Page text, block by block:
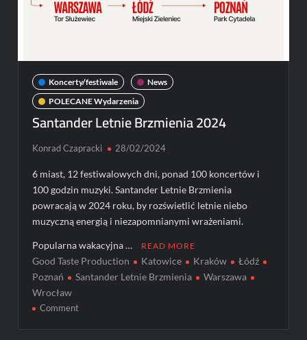
Koncerty/festiwale
News
POLECANE Wydarzenia
Santander Letnie Brzmienia 2024
Konrad Czapracki 28/02/2024
6 miast, 12 festiwalowych dni, ponad 100 koncertów i
100 godzin muzyki. Santander Letnie Brzmienia
powracają w 2024 roku, by rozświetlić letnie niebo
muzyczną energią i niezapomnianymi wrażeniami.
Popularna wakacyjna … READ MORE
Good Taste Production Katowice Kraków
Łódź
Poznań
Santander Letnie Brzmienia
Warszawa
Wrocław
Commenton